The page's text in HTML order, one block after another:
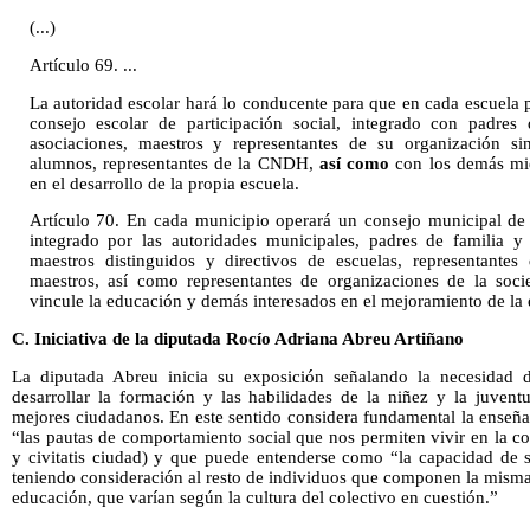
(...)
Artículo 69. ...
La autoridad escolar hará lo conducente para que en cada
consejo escolar de participación social, integrado con
asociaciones, maestros y representantes de su organización
alumnos, representantes de la CNDH, así como con los demás
en el desarrollo de la propia escuela.
Artículo 70. En cada municipio operará un consejo municipal
integrado por las autoridades municipales, padres de familia y
maestros distinguidos y directivos de escuelas,
maestros, así como representantes de organizaciones de la
vincule la educación y demás interesados en el mejoramiento de la
C. Iniciativa de la diputada Rocío Adriana Abreu Artiñano
La diputada Abreu inicia su exposición señalando la necesidad
desarrollar la formación y las habilidades de la niñez y la
mejores ciudadanos. En este sentido considera fundamental la
“las pautas de comportamiento social que nos permiten vivir en la
y civitatis ciudad) y que puede entenderse como “la capacidad de
teniendo consideración al resto de individuos que componen la
educación, que varían según la cultura del colectivo en cuestión.”